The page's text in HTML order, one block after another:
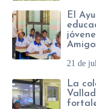
El
21 de
La